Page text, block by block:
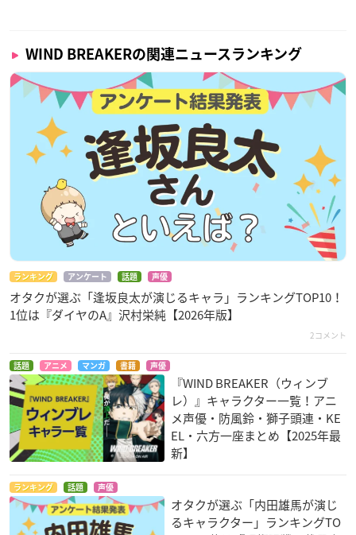
WIND BREAKERの関連ニュースランキング
ランキング アンケート 話題 声優
オタクが選ぶ「逢坂良太が演じるキャラ」ランキングTOP10！
1位は『ダイヤのA』沢村栄純【2026年版】
2コメント
話題 アニメ マンガ 書籍 声優
『WIND BREAKER（ウィンブ
レ）』キャラクター一覧！アニ
メ声優・防風鈴・獅子頭連・KE
EL・六方一座まとめ【2025年最
新】
ランキング 話題 声優
オタクが選ぶ「内田雄馬が演じ
るキャラクター」ランキングTO